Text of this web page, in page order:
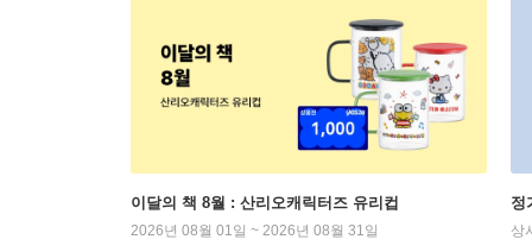
이달의 책 8월 : 산리오캐릭터즈 유리컵
2026년 08월 01일 ~ 2026년 08월 31일
정
상